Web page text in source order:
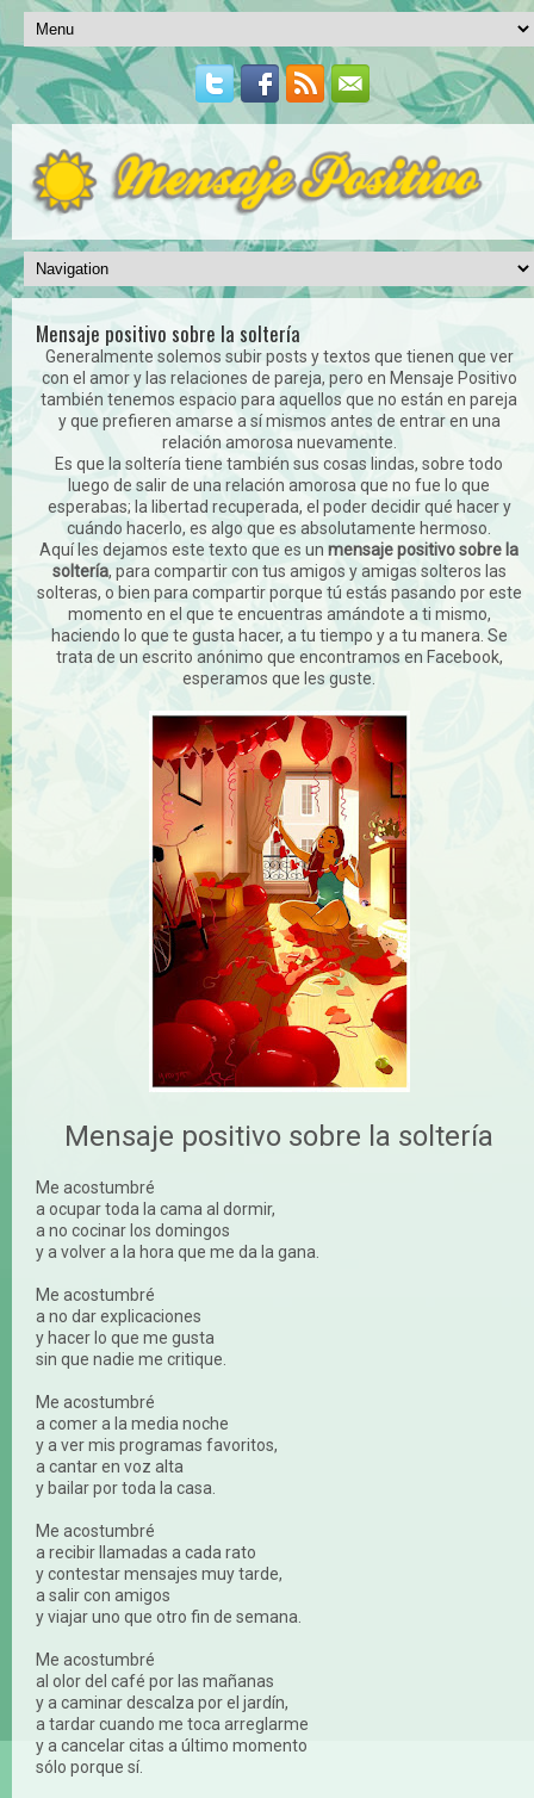
Mensaje positivo sobre la soltería
Generalmente solemos subir posts y textos que tienen que ver
con el amor y las relaciones de pareja, pero en Mensaje Positivo
también tenemos espacio para aquellos que no están en pareja
y que prefieren amarse a sí mismos antes de entrar en una
relación amorosa nuevamente.
Es que la soltería tiene también sus cosas lindas, sobre todo
luego de salir de una relación amorosa que no fue lo que
esperabas; la libertad recuperada, el poder decidir qué hacer y
cuándo hacerlo, es algo que es absolutamente hermoso.
Aquí les dejamos este texto que es un mensaje positivo sobre la
soltería, para compartir con tus amigos y amigas solteros las
solteras, o bien para compartir porque tú estás pasando por este
momento en el que te encuentras amándote a ti mismo,
haciendo lo que te gusta hacer, a tu tiempo y a tu manera. Se
trata de un escrito anónimo que encontramos en Facebook,
esperamos que les guste.
Mensaje positivo sobre la soltería
Me acostumbré
a ocupar toda la cama al dormir,
a no cocinar los domingos
y a volver a la hora que me da la gana.
Me acostumbré
a no dar explicaciones
y hacer lo que me gusta
sin que nadie me critique.
Me acostumbré
a comer a la media noche
y a ver mis programas favoritos,
a cantar en voz alta
y bailar por toda la casa.
Me acostumbré
a recibir llamadas a cada rato
y contestar mensajes muy tarde,
a salir con amigos
y viajar uno que otro fin de semana.
Me acostumbré
al olor del café por las mañanas
y a caminar descalza por el jardín,
a tardar cuando me toca arreglarme
y a cancelar citas a último momento
sólo porque sí.